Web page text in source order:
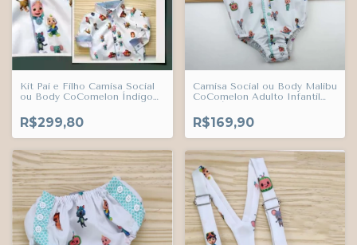
Kit Pai e Filho Camisa Social
ou Body CoComelon Índigo
R$299,80
Camisa Social ou Body Malibu
CoComelon Adulto Infantil
R$169,90